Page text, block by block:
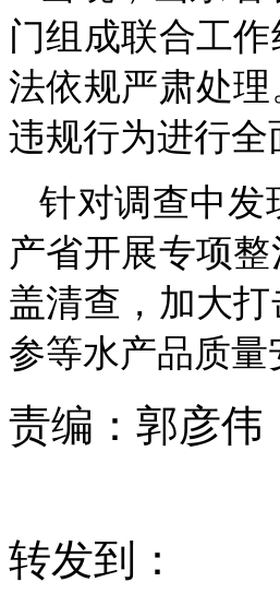
门组成联合工
法依规严肃处
违规行为进行
针对调查中发
产省开展专项
盖清查，加大
参等水产品质
责编： 郭彦伟
转发到：